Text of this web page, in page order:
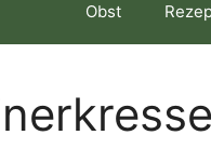
Obst